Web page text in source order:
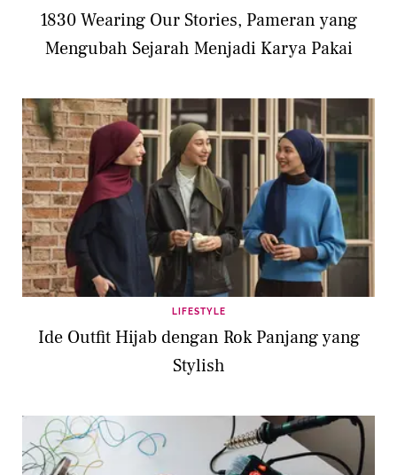
1830 Wearing Our Stories, Pameran yang
Mengubah Sejarah Menjadi Karya Pakai
LIFESTYLE
Ide Outfit Hijab dengan Rok Panjang yang
Stylish